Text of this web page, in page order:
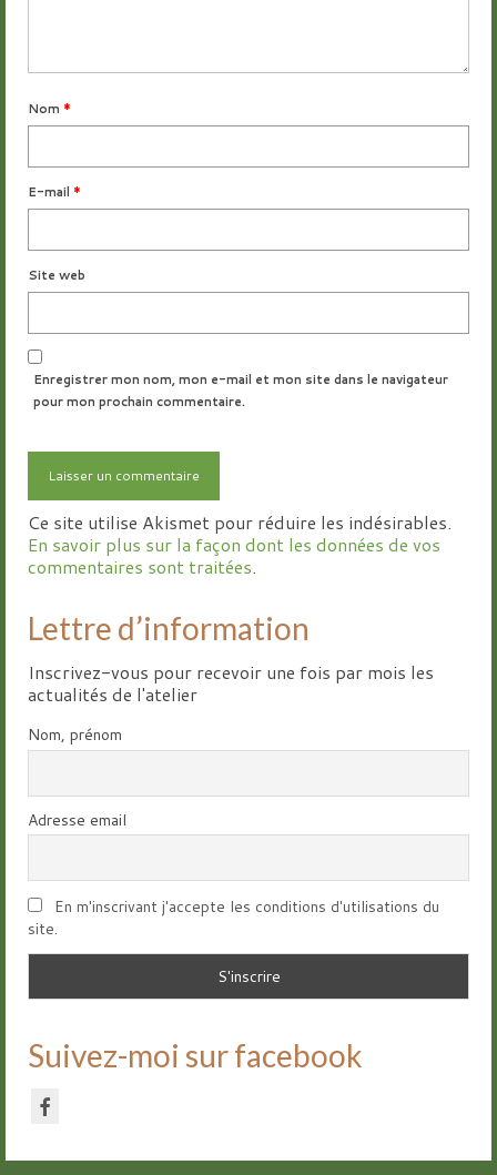
Nom *
E-mail *
Site web
Enregistrer mon nom, mon e-mail et mon site dans le navigateur
pour mon prochain commentaire.
Ce site utilise Akismet pour réduire les indésirables.
En savoir plus sur la façon dont les données de vos
commentaires sont traitées.
Lettre d’information
Inscrivez-vous pour recevoir une fois par mois les
actualités de l'atelier
Nom, prénom
Adresse email
En m'inscrivant j'accepte les conditions d'utilisations du
site.
Suivez-moi sur facebook